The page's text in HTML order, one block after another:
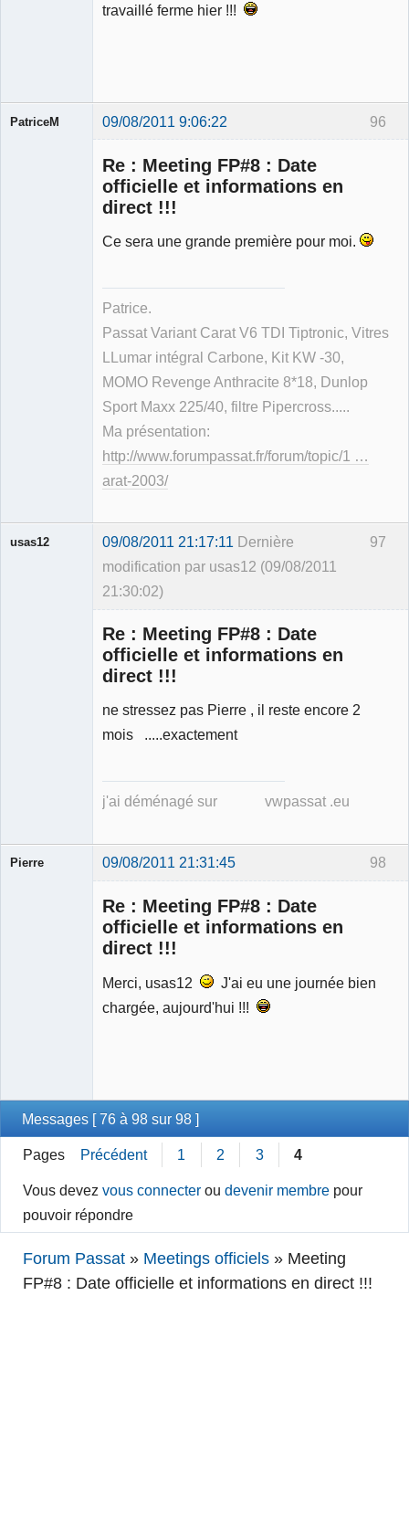
travaillé ferme hier !!!
96
PatriceM 09/08/2011 9:06:22
Re : Meeting FP#8 : Date
officielle et informations en
direct !!!
Ce sera une grande première pour moi.
Patrice.
Passat Variant Carat V6 TDI Tiptronic, Vitres
LLumar intégral Carbone, Kit KW -30,
MOMO Revenge Anthracite 8*18, Dunlop
Sport Maxx 225/40, filtre Pipercross.....
Ma présentation:
http://www.forumpassat.fr/forum/topic/1 …
arat-2003/
97
usas12 09/08/2011 21:17:11 Dernière
modification par usas12 (09/08/2011
21:30:02)
Re : Meeting FP#8 : Date
officielle et informations en
direct !!!
ne stressez pas Pierre , il reste encore 2
mois .....exactement
j'ai déménagé sur vwpassat .eu
98
Pierre 09/08/2011 21:31:45
Re : Meeting FP#8 : Date
officielle et informations en
direct !!!
Merci, usas12
J'ai eu une journée bien
chargée, aujourd'hui !!!
Messages [ 76 à 98 sur 98 ]
Pages Précédent 1 2 3 4
Vous devezvous connecter oudevenir membre pour
pouvoir répondre
Forum Passat » Meetings officiels » Meeting
FP#8 : Date officielle et informations en direct !!!